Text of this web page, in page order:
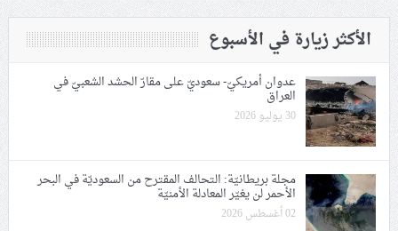
الأكثر زيارة في الأسبوع
عدوان أمريكيّ- سعوديّ على مقارّ الحشد الشعبيّ في
العراق
30 يوليو 2026
مجلة بريطانيّة: التحالف المقترح من السعوديّة في البحر
الأحمر لن يغيّر المعادلة الأمنيّة
02 أغسطس 2026